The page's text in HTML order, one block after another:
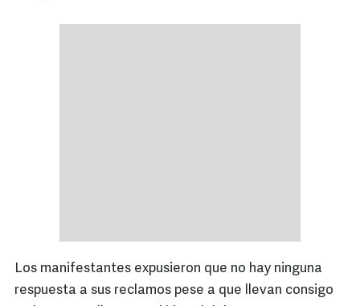
Los manifestantes expusieron que no hay ninguna
respuesta a sus reclamos pese a que llevan consigo